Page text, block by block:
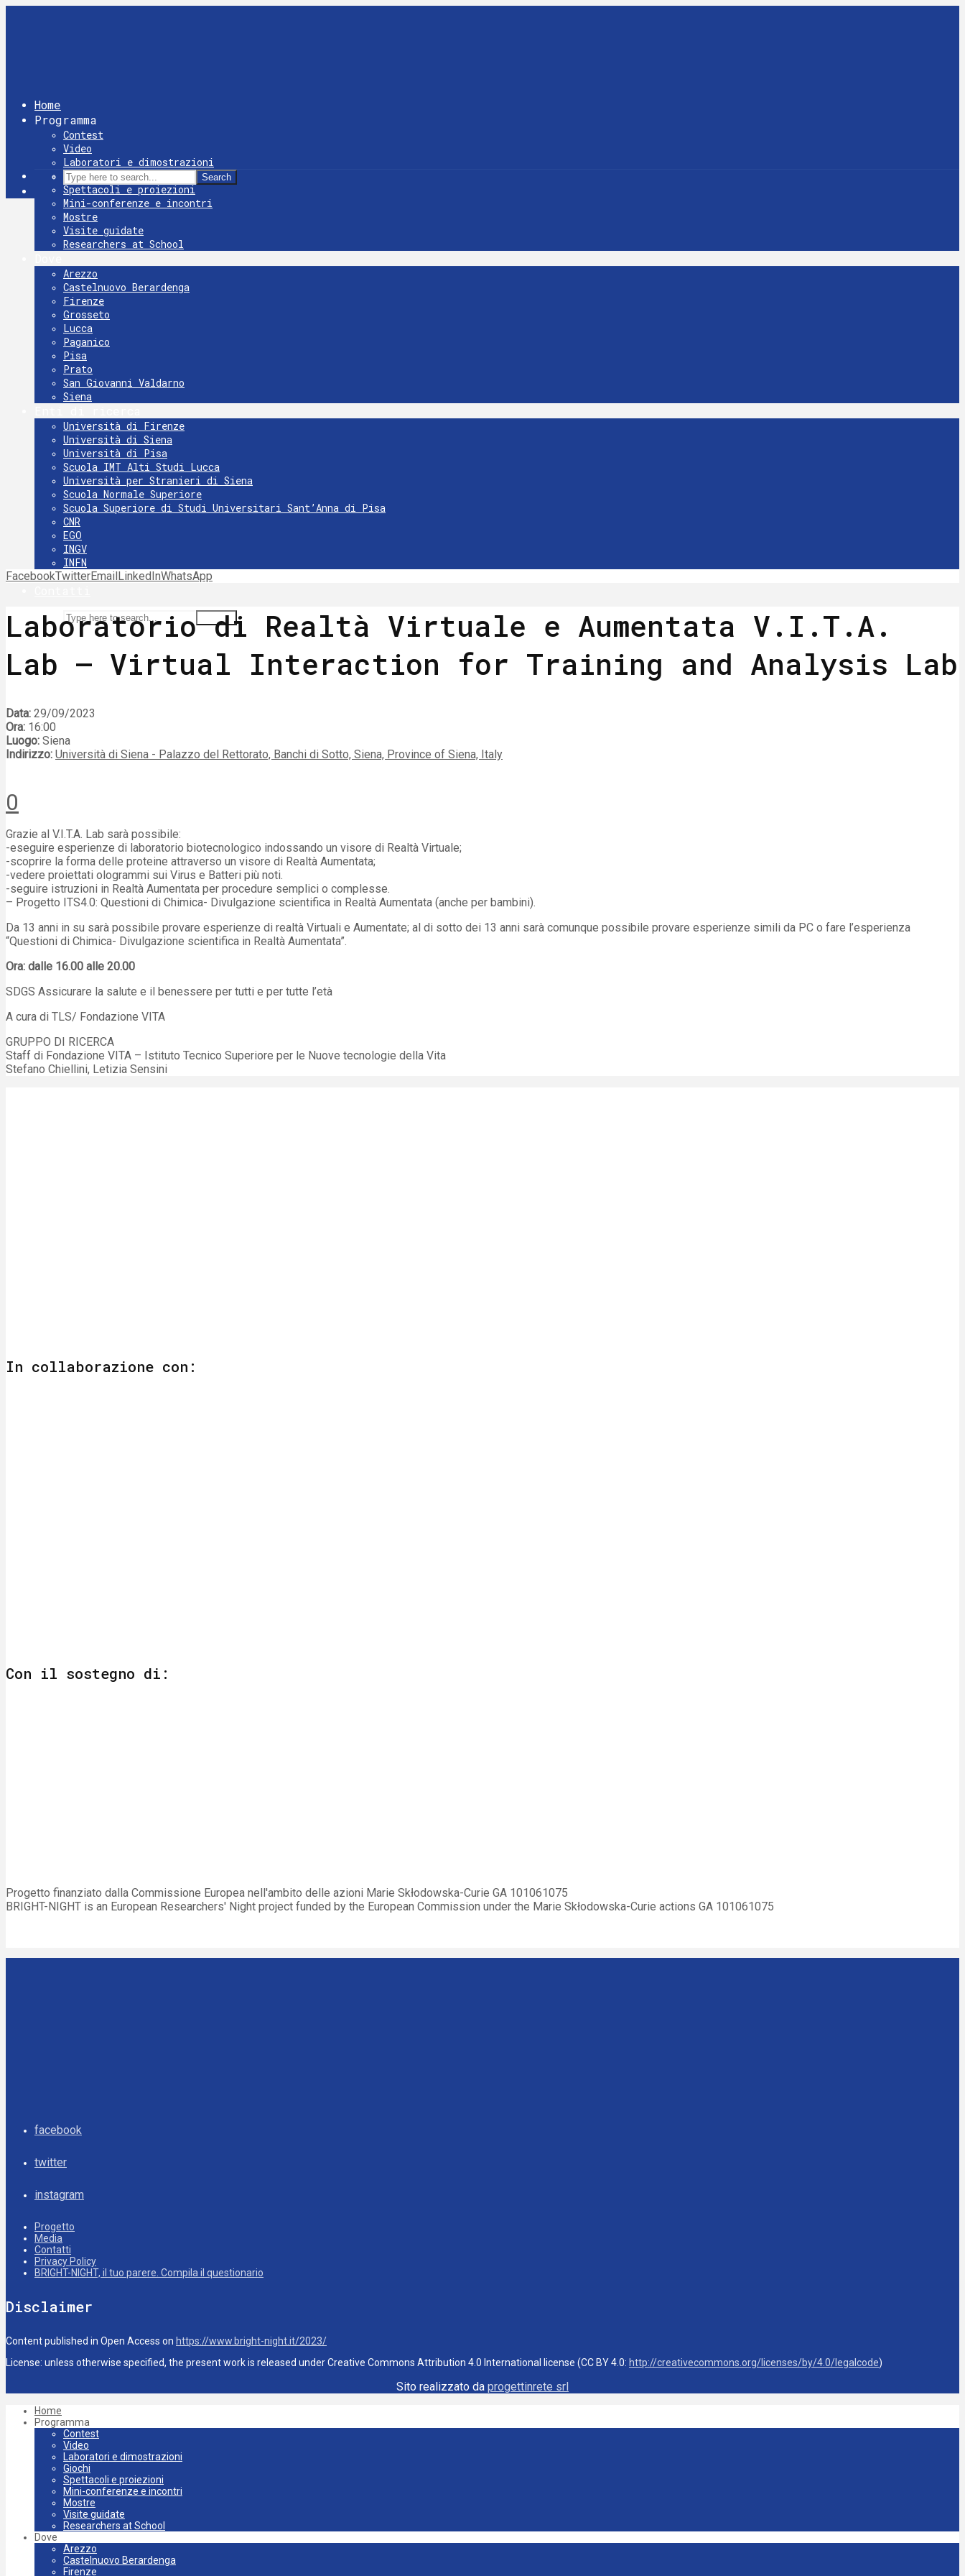
Home
Programma
Contest
Video
Laboratori e dimostrazioni
Giochi
Spettacoli e proiezioni
Mini-conferenze e incontri
Mostre
Visite guidate
Researchers at School
Arezzo
Castelnuovo Berardenga
Firenze
Grosseto
Lucca
Paganico
Pisa
Prato
San Giovanni Valdarno
Siena
Università di Firenze
Università di Siena
Università di Pisa
Scuola IMT Alti Studi Lucca
Università per Stranieri di Siena
Scuola Normale Superiore
Scuola Superiore di Studi Universitari Sant’Anna di Pisa
CNR
EGO
INGV
INFN
INAF Osservatorio Astrofisico di Arcetri
Search
Search
FacebookTwitterEmailLinkedInWhatsApp
Laboratorio di Realtà Virtuale e Aumentata V.I.T.A.
Lab – Virtual Interaction for Training and Analysis Lab
Data: 29/09/2023
Ora: 16:00
Luogo: Siena
Indirizzo: Università di Siena - Palazzo del Rettorato, Banchi di Sotto, Siena, Province of Siena, Italy
0
Grazie al V.I.T.A. Lab sarà possibile:
-eseguire esperienze di laboratorio biotecnologico indossando un visore di Realtà Virtuale;
-scoprire la forma delle proteine attraverso un visore di Realtà Aumentata;
-vedere proiettati ologrammi sui Virus e Batteri più noti.
-seguire istruzioni in Realtà Aumentata per procedure semplici o complesse.
– Progetto ITS4.0: Questioni di Chimica- Divulgazione scientifica in Realtà Aumentata (anche per bambini).
Da 13 anni in su sarà possibile provare esperienze di realtà Virtuali e Aumentate; al di sotto dei 13 anni sarà comunque possibile provare esperienze simili da PC o fare l’esperienza
“Questioni di Chimica- Divulgazione scientifica in Realtà Aumentata”.
Ora: dalle 16.00 alle 20.00
SDGS Assicurare la salute e il benessere per tutti e per tutte l’età
A cura di TLS/ Fondazione VITA
GRUPPO DI RICERCA
Staff di Fondazione VITA – Istituto Tecnico Superiore per le Nuove tecnologie della Vita
Stefano Chiellini, Letizia Sensini
In collaborazione con:
Con il sostegno di:
Progetto finanziato dalla Commissione Europea nell'ambito delle azioni Marie Skłodowska-Curie GA 101061075
BRIGHT-NIGHT is an European Researchers' Night project funded by the European Commission under the Marie Skłodowska-Curie actions GA 101061075
facebook
twitter
instagram
Progetto
Media
Contatti
Privacy Policy
BRIGHT-NIGHT, il tuo parere. Compila il questionario
Disclaimer
Content published in Open Access on https://www.bright-night.it/2023/
License: unless otherwise specified, the present work is released under Creative Commons Attribution 4.0 International license (CC BY 4.0: http://creativecommons.org/licenses/by/4.0/legalcode)
Sito realizzato da progettinrete srl
Home
Programma
Contest
Video
Laboratori e dimostrazioni
Giochi
Spettacoli e proiezioni
Mini-conferenze e incontri
Mostre
Visite guidate
Researchers at School
Dove
Arezzo
Castelnuovo Berardenga
Firenze